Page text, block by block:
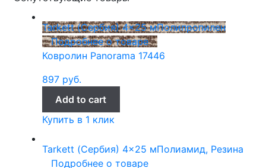
Tarkett (Сербия)4x25 мПолипропилен
Подробнее о товаре
Ковролин Panorama 17446
897 руб.
Add to cart
Купить в 1 клик
Tarkett (Сербия) 4x25 мПолиамид, Резина
Подробнее о товаре